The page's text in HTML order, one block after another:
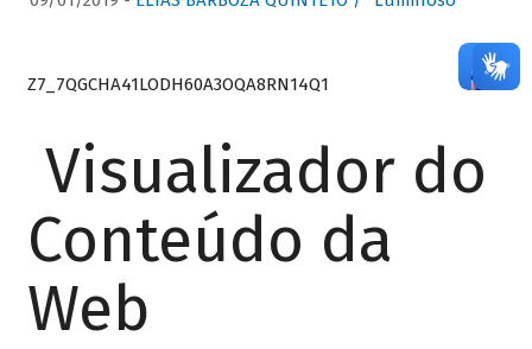
Z7_7QGCHA41LODH60A3OQA8RN14Q1
Visualizador do
Conteúdo da
Web